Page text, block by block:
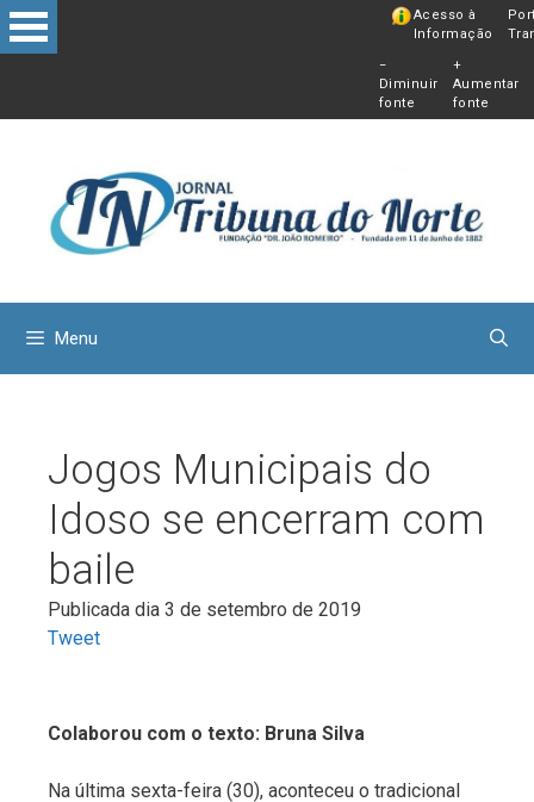
Pular
para
Acesso à
Informação
−
Diminuir
fonte
+
Aumentar
fonte
Menu
Jogos Municipais do
Idoso se encerram com
baile
Publicada dia 3 de setembro de 2019
Tweet
Colaborou com o texto: Bruna Silva
Na última sexta-feira (30), aconteceu o tradicional